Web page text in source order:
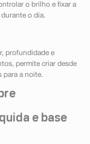
o brilho e fixar a
o dia.
profundidade e
permite criar desde
para a noite.
e base